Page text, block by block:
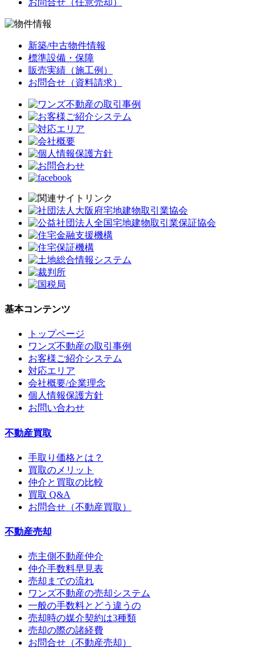
新築/中古物件情報
標準設備・保障
販売実績（施工例）
お問合せ（資料請求）
基本コンテンツ
トップページ
ワンズ不動産の取引事例
お客様ご紹介システム
対応エリア
会社概要/企業理念
個人情報保護方針
お問い合わせ
不動産買取
手取り価格とは？
買取のメリット
仲介と買取の比較
買取 Q&A
お問合せ（不動産買取）
不動産売却
売主側不動産仲介
仲介手数料早見表
売却までの流れ
ワンズ不動産の売却システム
一般の手数料とどう違うの
売却時の媒介契約は3種類
売却の際の諸経費
お問合せ（不動産売却）